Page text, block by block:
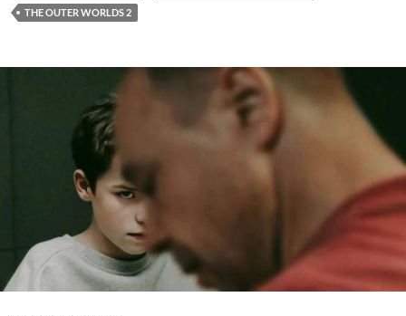
THE OUTER WORLDS 2